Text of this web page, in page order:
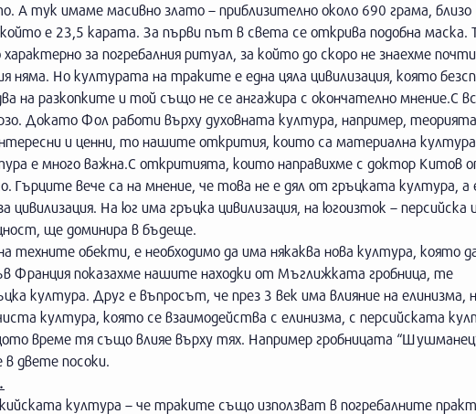
А тук имаме масивно злато – приблизително около 690 грама, близо
е 23,5 карата. За първи път в света се открива подобна маска.
за погребалния ритуал, за който до скоро не знаехме почти
няма. Но културата на траките е една цяла цивилизация, която
на разкопките и той също не се ангажира с окончателно мнение.С
Докато Фол работи върху духовната култура, например,
и ценни, то нашите открития, които са материална култура
е много важна.С откритията, които направихме с доктор Китов
Гърците вече са на мнение, че това не е дял от гръцката култура, а
На юг има гръцка цивилизация, на югоизток – персийска
ще доминира в бъдеще.
техните обекти, е необходимо да има някаква нова култура, която
Франция показахме нашите находки от Мъглижката гробница, те
култура. Друг е въпросът, че през 3 век има влияние на елинизма,
култура, която се взаимодейства с елинизма, с персийската
време тя също влияе върху тях. Например гробницата
двете посоки.
култура – че траките също използват в погребалните